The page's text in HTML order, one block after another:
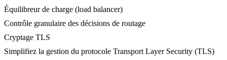
Équilibreur de charge (load balancer)
Contrôle granulaire des décisions de routage
Cryptage TLS
Simplifiez la gestion du protocole Transport Layer Security (TLS)